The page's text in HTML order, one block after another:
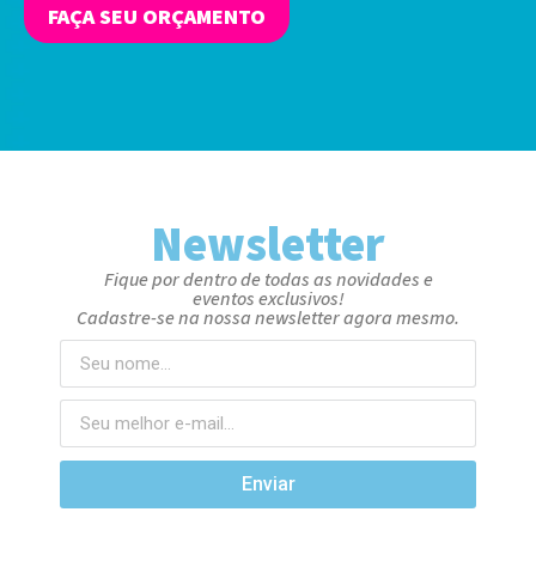
FAÇA SEU ORÇAMENTO
Newsletter
Fique por dentro de todas as novidades e
eventos exclusivos!
Cadastre-se na nossa newsletter agora mesmo.
Enviar